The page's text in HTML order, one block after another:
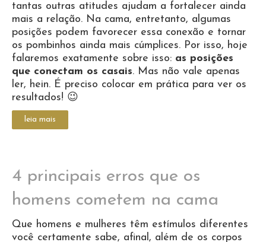
tantas outras atitudes ajudam a fortalecer ainda
mais a relação. Na cama, entretanto, algumas
posições podem favorecer essa conexão e tornar
os pombinhos ainda mais cúmplices. Por isso, hoje
falaremos exatamente sobre isso: as posições
que conectam os casais. Mas não vale apenas
ler, hein. É preciso colocar em prática para ver os
resultados! 😉
leia mais
4 principais erros que os
homens cometem na cama
Que homens e mulheres têm estímulos diferentes
você certamente sabe, afinal, além de os corpos